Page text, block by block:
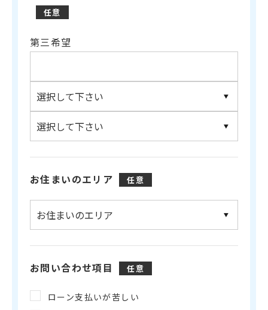
任意
第三希望
お住まいのエリア 任意
お問い合わせ項目 任意
ローン支払いが苦しい